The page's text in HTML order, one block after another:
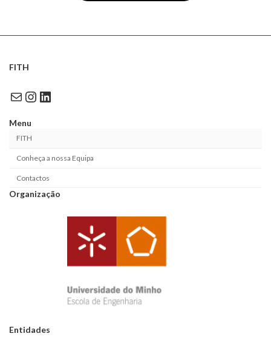
FITH
MailInstagram
LinkedIn
Menu
FITH
Conheça a nossa Equipa
Contactos
Organização
Entidades